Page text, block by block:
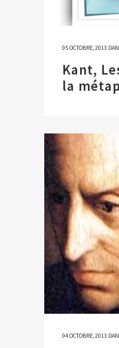
05 OCTOBRE, 2013
Kant,
la
04 OCTOBRE, 2013